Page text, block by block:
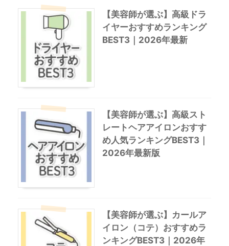
【美容師が選ぶ】高級ドラ
イヤーおすすめランキング
BEST3｜2026年最新
【美容師が選ぶ】高級スト
レートヘアアイロンおすす
め人気ランキングBEST3｜
2026年最新版
【美容師が選ぶ】カールア
イロン（コテ）おすすめラ
ンキングBEST3｜2026年